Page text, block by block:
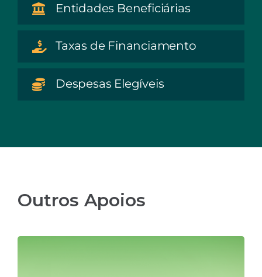
Entidades Beneficiárias
Taxas de Financiamento
Despesas Elegíveis
Outros Apoios